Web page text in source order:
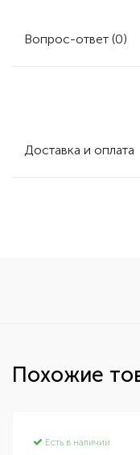
Вопрос-ответ (0)
Доставка и оплата
Похожие
Есть в наличии